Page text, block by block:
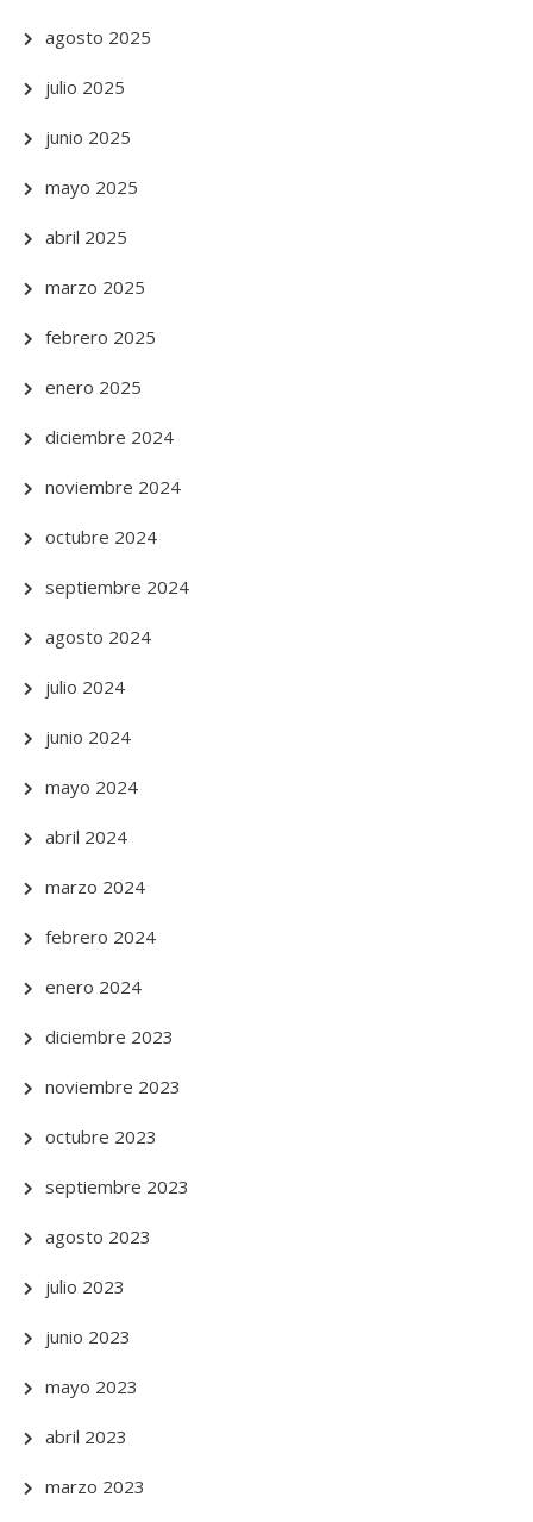
agosto 2025
julio 2025
junio 2025
mayo 2025
abril 2025
marzo 2025
febrero 2025
enero 2025
diciembre 2024
noviembre 2024
octubre 2024
septiembre 2024
agosto 2024
julio 2024
junio 2024
mayo 2024
abril 2024
marzo 2024
febrero 2024
enero 2024
diciembre 2023
noviembre 2023
octubre 2023
septiembre 2023
agosto 2023
julio 2023
junio 2023
mayo 2023
abril 2023
marzo 2023